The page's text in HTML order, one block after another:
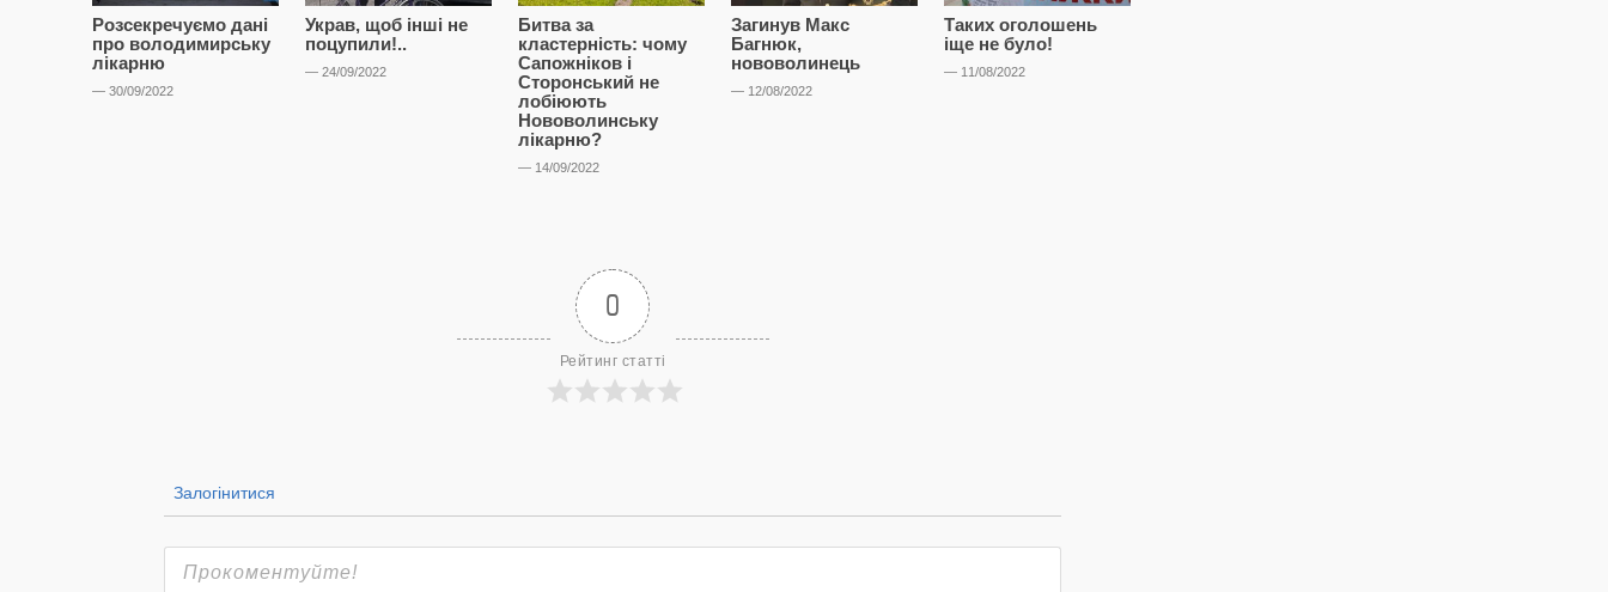
Розсекречуємо дані
про володимирську
лікарню
— 30/09/2022
Украв, щоб інші не
поцупили!..
— 24/09/2022
Битва за
кластерність: чому
Сапожніков і
Сторонський не
лобіюють
Нововолинську
лікарню?
— 14/09/2022
Загинув Макс
Багнюк,
нововолинець
— 12/08/2022
Таких оголошень
іще не було!
— 11/08/2022
0
Рейтинг статті
Залогінитися